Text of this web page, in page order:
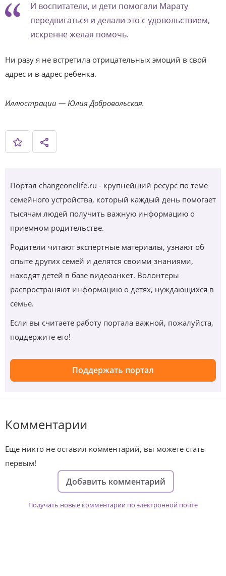
И воспитатели, и дети помогали Марату
передвигаться и делали это с удовольствием,
искренне желая помочь.
Ни разу я не встретила отрицательных эмоций в свой
адрес и в адрес ребенка.
Иллюстрации — Юлия Добровольская.
Портал changeonelife.ru - крупнейший ресурс по теме
семейного устройства, который каждый день помогает
тысячам людей получить важную информацию о
приемном родительстве.
Родители читают экспертные материалы, узнают об
опыте других семей и делятся своими знаниями,
находят детей в базе видеоанкет. Волонтеры
распространяют информацию о детях, нуждающихся в
семье.
Если вы считаете работу портала важной, пожалуйста,
поддержите его!
Поддержать портал
Комментарии
Еще никто не оставил комментарий, вы можете стать
первым!
Добавить комментарий
Получать новые комментарии по электронной почте